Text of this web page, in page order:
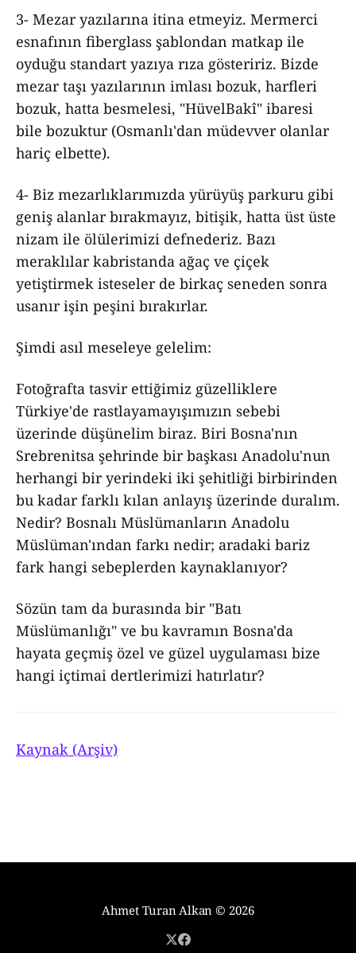
3- Mezar yazılarına itina etmeyiz. Mermerci
esnafının fiberglass şablondan matkap ile
oyduğu standart yazıya rıza gösteririz. Bizde
mezar taşı yazılarının imlası bozuk, harfleri
bozuk, hatta besmelesi, "HüvelBakî" ibaresi
bile bozuktur (Osmanlı'dan müdevver olanlar
hariç elbette).
4- Biz mezarlıklarımızda yürüyüş parkuru gibi
geniş alanlar bırakmayız, bitişik, hatta üst üste
nizam ile ölülerimizi defnederiz. Bazı
meraklılar kabristanda ağaç ve çiçek
yetiştirmek isteseler de birkaç seneden sonra
usanır işin peşini bırakırlar.
Şimdi asıl meseleye gelelim:
Fotoğrafta tasvir ettiğimiz güzelliklere
Türkiye'de rastlayamayışımızın sebebi
üzerinde düşünelim biraz. Biri Bosna'nın
Srebrenitsa şehrinde bir başkası Anadolu'nun
herhangi bir yerindeki iki şehitliği birbirinden
bu kadar farklı kılan anlayış üzerinde duralım.
Nedir? Bosnalı Müslümanların Anadolu
Müslüman'ından farkı nedir; aradaki bariz
fark hangi sebeplerden kaynaklanıyor?
Sözün tam da burasında bir "Batı
Müslümanlığı" ve bu kavramın Bosna'da
hayata geçmiş özel ve güzel uygulaması bize
hangi içtimai dertlerimizi hatırlatır?
Kaynak (Arşiv)
Ahmet Turan Alkan © 2026